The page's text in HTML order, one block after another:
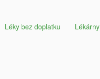
Léky bez doplatku Lékárny